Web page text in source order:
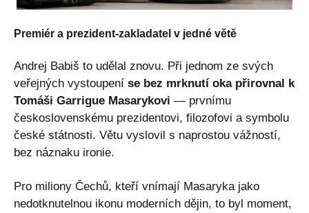
Premiér a prezident-zakladatel v jedné větě
Andrej Babiš to udělal znovu. Při jednom ze svých
veřejných vystoupení se bez mrknutí oka přirovnal k
Tomáši Garrigue Masarykovi — prvnímu
československému prezidentovi, filozofovi a symbolu
české státnosti. Větu vyslovil s naprostou vážností,
bez náznaku ironie.
Pro miliony Čechů, kteří vnímají Masaryka jako
nedotknutelnou ikonu moderních dějin, to byl moment,